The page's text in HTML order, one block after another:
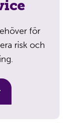
för
risk och